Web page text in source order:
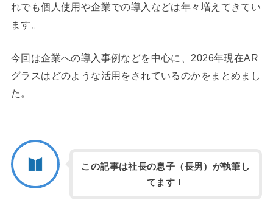
れでも個人使用や企業での導入などは年々増えてきてい
ます。
今回は企業への導入事例などを中心に、2026年現在AR
グラスはどのような活用をされているのかをまとめまし
た。
この記事は社長の息子（長男）が執筆し
てます！